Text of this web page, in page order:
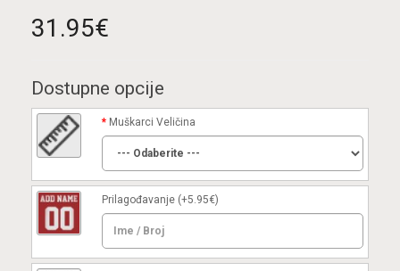
31.95€
Dostupne opcije
Muškarci Veličina
Prilagođavanje (+5.95€)